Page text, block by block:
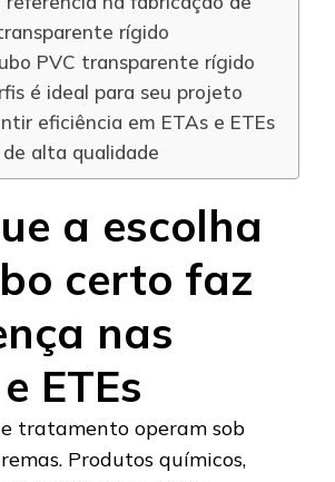
rígido
PVC transparente rígido
é ideal para seu projeto
eficiência em ETAs e ETEs
alta qualidade
a escolha
certo faz
nas
ETEs
tratamento operam sob
Produtos químicos,